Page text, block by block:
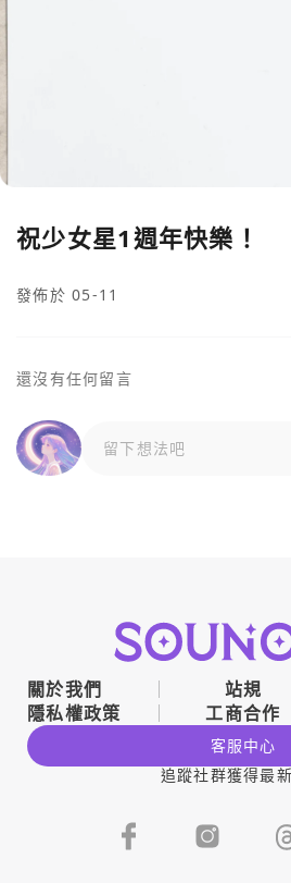
祝少女星1週年快樂！
發佈於 05-11
還沒有任何留言
留下想法吧
關於我們 站規
隱私權政策
工商合作
客服中心
追蹤社群獲得最